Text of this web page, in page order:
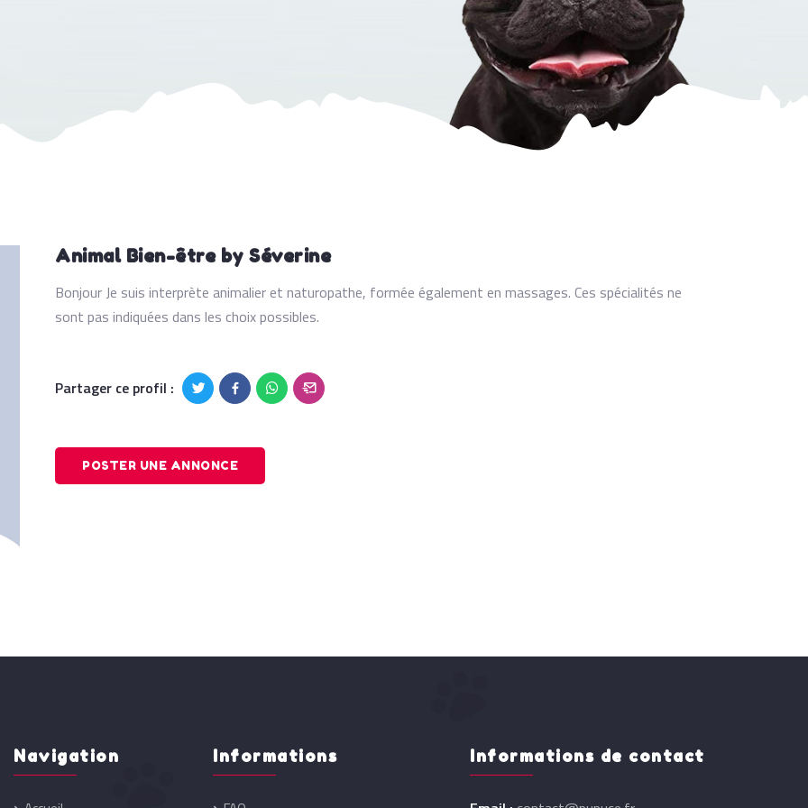
Animal Bien-être by Séverine
Bonjour Je suis interprète animalier et naturopathe, formée également en massages. Ces spécialités ne
sont pas indiquées dans les choix possibles.
Partager ce profil :
POSTER UNE ANNONCE
Navigation Informations Informations de contact